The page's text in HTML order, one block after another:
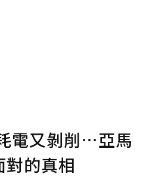
電又剝削…亞馬
的真相